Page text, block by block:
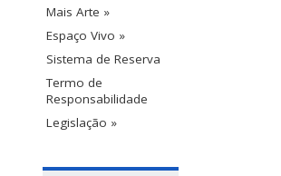
Mais Arte »
Espaço Vivo »
Sistema de Reserva
Termo de
Responsabilidade
Legislação »